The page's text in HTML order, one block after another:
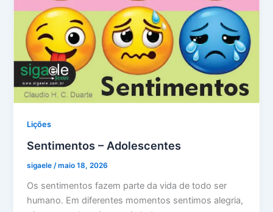
Lições
Sentimentos – Adolescentes
sigaele /maio 18, 2026
Os sentimentos fazem parte da vida de todo ser
humano. Em diferentes momentos sentimos alegria,